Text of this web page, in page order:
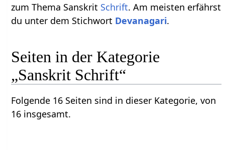
zum Thema Sanskrit Schrift. Am meisten erfährst
du unter dem Stichwort Devanagari.
Seiten in der Kategorie
„Sanskrit Schrift“
Folgende 16 Seiten sind in dieser Kategorie, von
16 insgesamt.